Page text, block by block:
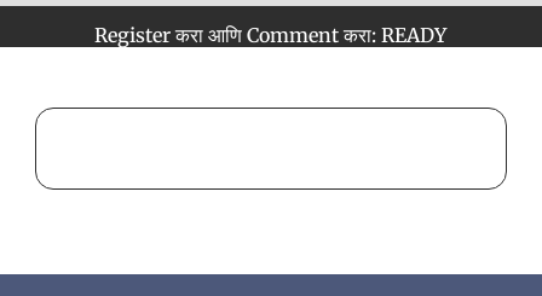
Register करा आणि Comment करा: READY